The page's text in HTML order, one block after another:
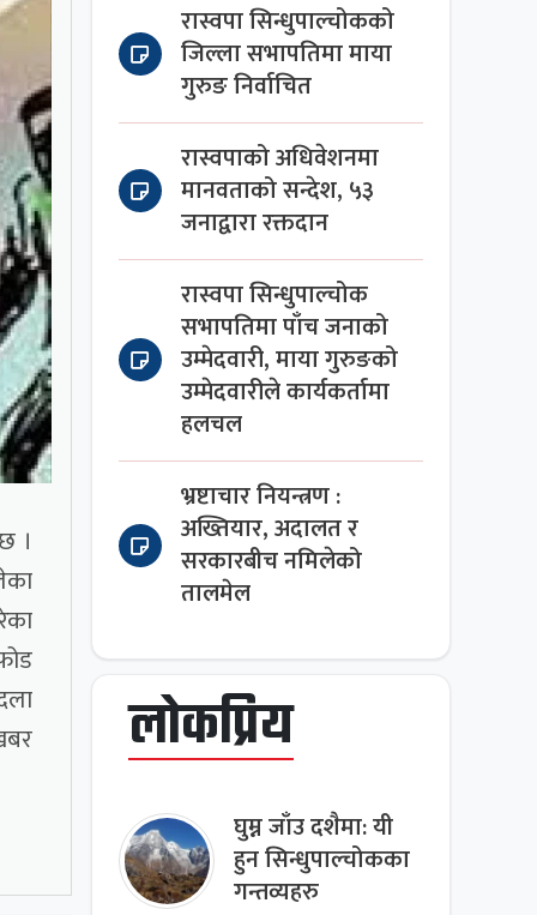
।
रास्वपा सिन्धुपाल्चोकको
जिल्ला सभापतिमा माया
गुरुङ निर्वाचित
रास्वपाको अधिवेशनमा
मानवताको सन्देश, ५३
जनाद्वारा रक्तदान
रास्वपा सिन्धुपाल्चोक
सभापतिमा पाँच जनाको
उम्मेदवारी, माया गुरुङको
उम्मेदवारीले कार्यकर्तामा
हलचल
भ्रष्टाचार नियन्त्रण :
अख्तियार, अदालत र
सरकारबीच नमिलेको
तालमेल
लोकप्रिय
घुम्न जाँउ दशैमा: यी
हुन सिन्धुपाल्चोकका
गन्तव्यहरु